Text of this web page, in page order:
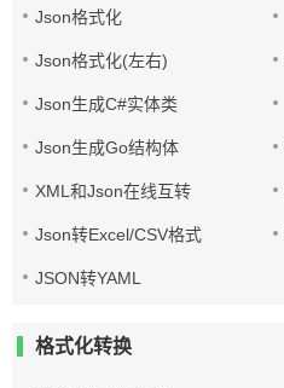
Json格式化
Json格式化(左右)
Json生成C#实体类
Json生成Go结构体
XML和Json在线互转
Json转Excel/CSV格式
JSON转YAML
格式化转换